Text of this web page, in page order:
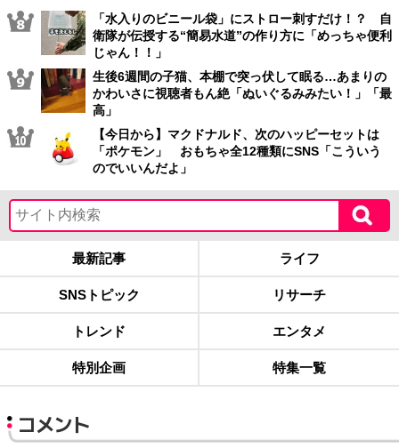
「水入りのビニール袋」にストロー刺すだけ！？ 自
衛隊が伝授する“簡易水道”の作り方に「めっちゃ便利
じゃん！！」
生後6週間の子猫、本棚で突っ伏して眠る…あまりの
かわいさに視聴者もん絶「ぬいぐるみみたい！」「最
高」
【今日から】マクドナルド、次のハッピーセットは
「ポケモン」 おもちゃ全12種類にSNS「こういう
のでいいんだよ」
最新記事 ライフ
SNSトピック リサーチ
トレンド エンタメ
特別企画 特集一覧
コメント